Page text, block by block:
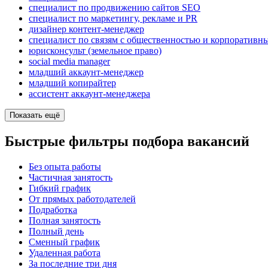
специалист по продвижению сайтов SEO
специалист по маркетингу, рекламе и PR
дизайнер контент-менеджер
специалист по связям с общественностью и
юрисконсульт (земельное право)
social media manager
младший аккаунт-менеджер
младший копирайтер
ассистент аккаунт-менеджера
Показать ещё
Быстрые фильтры подбора вакансий
Без опыта работы
Частичная занятость
Гибкий график
От прямых работодателей
Подработка
Полная занятость
Полный день
Сменный график
Удаленная работа
За последние три дня